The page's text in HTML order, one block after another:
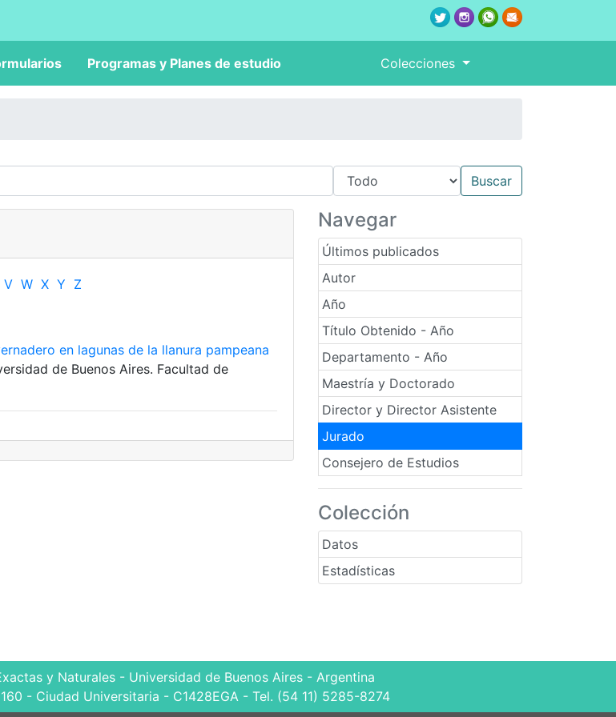
Programas y Planes de estudio Colecciones
Navegar
Últimos publicados
Autor
Año
Título Obtenido - Año
Departamento - Año
Maestría y Doctorado
Director y Director Asistente
Jurado
Consejero de Estudios
Colección
Datos
Estadísticas
V W X Y Z
en lagunas de la llanura pampeana
de Buenos Aires. Facultad de
y Naturales - Universidad de Buenos Aires - Argentina
- Ciudad Universitaria - C1428EGA - Tel. (54 11) 5285-8274